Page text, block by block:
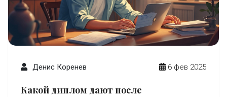
Денис Коренев 6 фев 2025
Какой диплом дают после